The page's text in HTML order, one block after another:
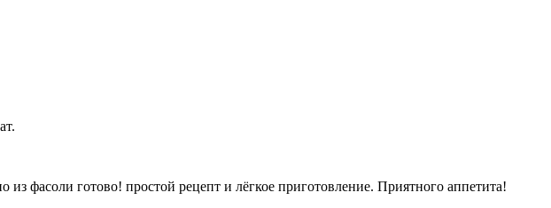
фасоли готово! простой рецепт и лёгкое приготовление. Приятного аппетита!